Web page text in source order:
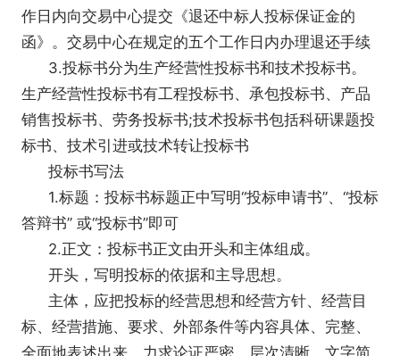
作日内向交易中心提交《退还中标人投标保证金的
函》。交易中心在规定的五个工作日内办理退还手续
3.投标书分为生产经营性投标书和技术投标书。
生产经营性投标书有工程投标书、承包投标书、产品
销售投标书、劳务投标书;技术投标书包括科研课题投
标书、技术引进或技术转让投标书
投标书写法
1.标题：投标书标题正中写明“投标申请书”、“投标
答辩书” 或“投标书”即可
2.正文：投标书正文由开头和主体组成。
开头，写明投标的依据和主导思想。
主体，应把投标的经营思想和经营方针、经营目
标、经营措施、要求、外部条件等内容具体、完整、
全面地表述出来，力求论证严密、层次清晰、文字简